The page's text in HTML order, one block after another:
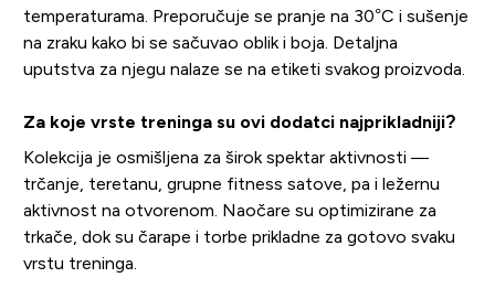
temperaturama. Preporučuje se pranje na 30°C i sušenje
na zraku kako bi se sačuvao oblik i boja. Detaljna
uputstva za njegu nalaze se na etiketi svakog proizvoda.
Za koje vrste treninga su ovi dodatci najprikladniji?
Kolekcija je osmišljena za širok spektar aktivnosti —
trčanje, teretanu, grupne fitness satove, pa i ležernu
aktivnost na otvorenom. Naočare su optimizirane za
trkače, dok su čarape i torbe prikladne za gotovo svaku
vrstu treninga.